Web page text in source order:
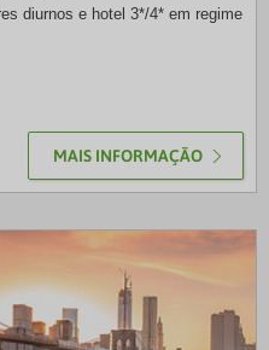
diurnos e hotel 3*/4* em regime
MAIS INFORMAÇÃO